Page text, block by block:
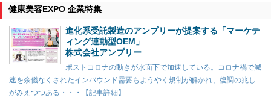
健康美容EXPO 企業特集
進化系受託製造のアンプリーが提案する「マーケテ
ィング連動型OEM」
株式会社アンプリー
ポストコロナの動きが水面下で加速している。コロナ禍で減
速を余儀なくされたインバウンド需要もようやく規制が解かれ、復調の兆し
がみえつつある・・・【記事詳細】